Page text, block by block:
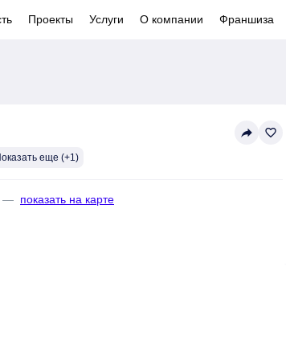
Проекты Услуги О компании Франшиза
еще (+1)
reply favorite_border
— показать на карте